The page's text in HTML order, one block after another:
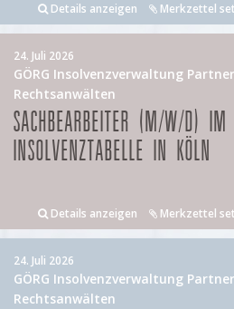
Details anzeigen Merkzettel
24. Juli 2026
GÖRG Insolvenzverwaltung
Rechtsanwälten
SACHBEARBEITER (M/W/D) IM
INSOLVENZTABELLE IN KÖLN
Details anzeigen Merkzettel
24. Juli 2026
GÖRG Insolvenzverwaltung
Rechtsanwälten